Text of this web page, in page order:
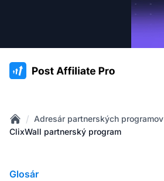
:site.title
Home
/ Adresár partnerských programov
ClixWall partnerský program
Glosár